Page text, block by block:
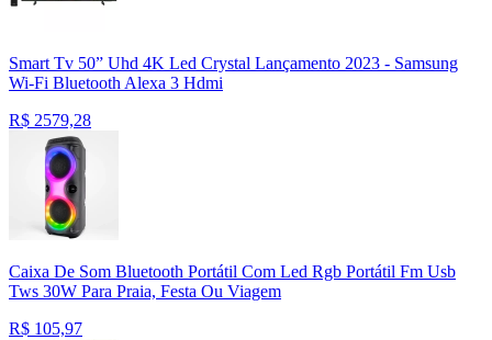
Smart Tv 50” Uhd 4K Led Crystal Lançamento 2023 - Samsung
Wi-Fi Bluetooth Alexa 3 Hdmi
R$ 2579,28
Caixa De Som Bluetooth Portátil Com Led Rgb Portátil Fm Usb
Tws 30W Para Praia, Festa Ou Viagem
R$ 105,97